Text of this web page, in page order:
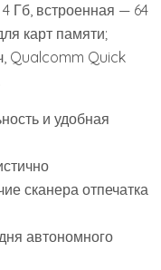
Гб, встроенная — 64
карт памяти;
Qualcomm Quick
и удобная
сканера отпечатка
автономного